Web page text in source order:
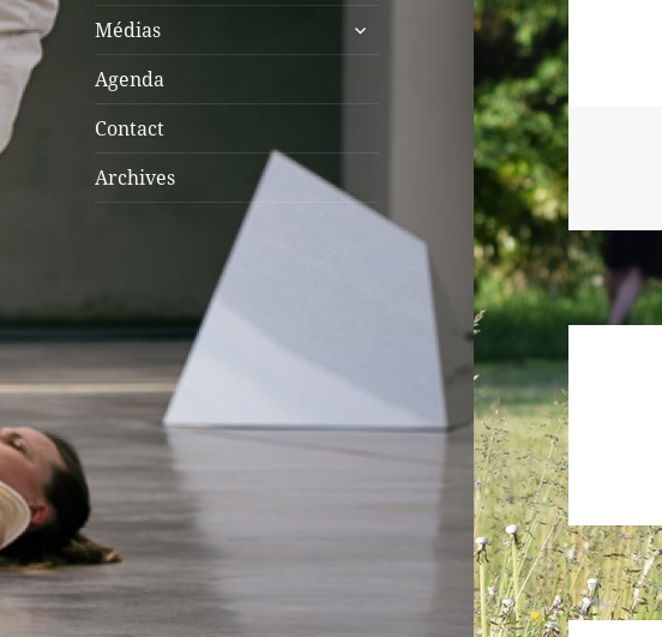
menu
Médias
ouvrir
le
menu
Agenda
Contact
Archives
de
l’article